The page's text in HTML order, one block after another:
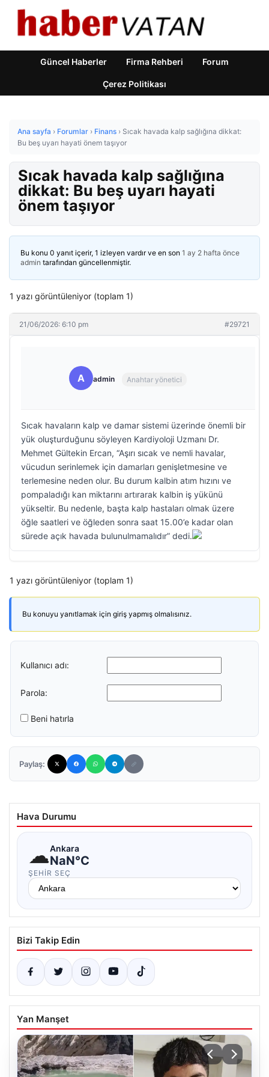
Güncel Haberler Firma Rehberi Forum
Çerez Politikası
Ana sayfa › Forumlar › Finans › Sıcak havada kalp sağlığına dikkat:
Bu beş uyarı hayati önem taşıyor
Sıcak havada kalp sağlığına
dikkat: Bu beş uyarı hayati
önem taşıyor
Bu konu 0 yanıt içerir, 1 izleyen vardır ve en son 1 ay 2 hafta önce
admin tarafından güncellenmiştir.
1 yazı görüntüleniyor (toplam 1)
21/06/2026: 6:10 pm #29721
A admin Anahtar yönetici
Sıcak havaların kalp ve damar sistemi üzerinde önemli bir
yük oluşturduğunu söyleyen Kardiyoloji Uzmanı Dr.
Mehmet Gültekin Ercan, “Aşırı sıcak ve nemli havalar,
vücudun serinlemek için damarları genişletmesine ve
terlemesine neden olur. Bu durum kalbin atım hızını ve
pompaladığı kan miktarını artırarak kalbin iş yükünü
yükseltir. Bu nedenle, başta kalp hastaları olmak üzere
öğle saatleri ve öğleden sonra saat 15.00’e kadar olan
sürede açık havada bulunulmamalıdır” dedi.
1 yazı görüntüleniyor (toplam 1)
Bu konuyu yanıtlamak için giriş yapmış olmalısınız.
Kullanıcı adı:
Parola:
Beni hatırla
Paylaş:
Hava Durumu
☁Ankara
NaN°C
ŞEHIR SEÇ
Bizi Takip Edin
Yan Manşet